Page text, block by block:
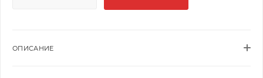
ОПИСАНИЕ